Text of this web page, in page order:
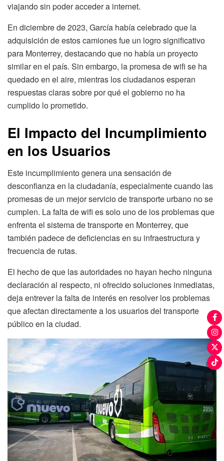
viajando sin poder acceder a internet.
En diciembre de 2023, García había celebrado que la
adquisición de estos camiones fue un logro significativo
para Monterrey, destacando que no había un proyecto
similar en el país. Sin embargo, la promesa de wifi se ha
quedado en el aire, mientras los ciudadanos esperan
respuestas claras sobre por qué el gobierno no ha
cumplido lo prometido.
El Impacto del Incumplimiento
en los Usuarios
Este incumplimiento genera una sensación de
desconfianza en la ciudadanía, especialmente cuando las
promesas de un mejor servicio de transporte urbano no se
cumplen. La falta de wifi es solo uno de los problemas que
enfrenta el sistema de transporte en Monterrey, que
también padece de deficiencias en su infraestructura y
frecuencia de rutas.
El hecho de que las autoridades no hayan hecho ninguna
declaración al respecto, ni ofrecido soluciones inmediatas,
deja entrever la falta de interés en resolver los problemas
que afectan directamente a los usuarios del transporte
público en la ciudad.